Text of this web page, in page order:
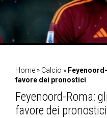
Home » Calcio »
favore dei pronostici
Feyenoord-Roma:
favore dei pronostici